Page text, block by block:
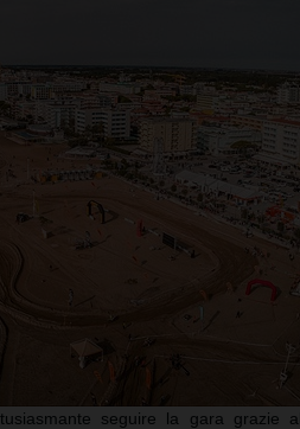
seguire la gara grazie